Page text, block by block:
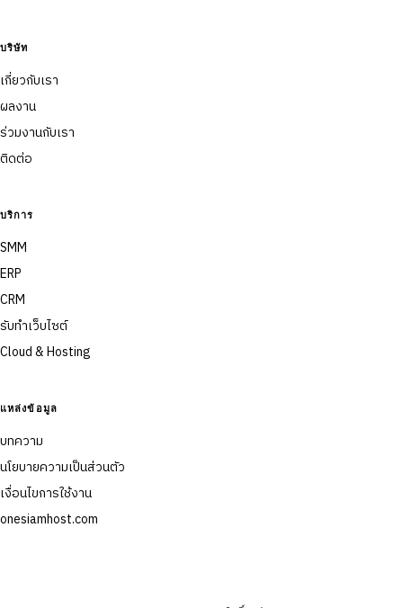
บริษัท
เกี่ยวกับเรา
ผลงาน
ร่วมงานกับเรา
ติดต่อ
บริการ
SMM
ERP
CRM
รับทำเว็บไซต์
Cloud & Hosting
แหล่งข้อมูล
บทความ
นโยบายความเป็นส่วนตัว
เงื่อนไขการใช้งาน
onesiamhost.com